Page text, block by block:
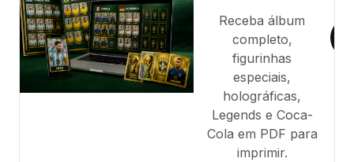
Receba álbum
completo,
figurinhas
especiais,
holográficas,
Legends e Coca-
Cola em PDF para
imprimir.